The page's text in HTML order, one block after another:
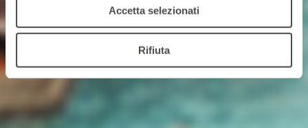
Accetta selezionati
Rifiuta